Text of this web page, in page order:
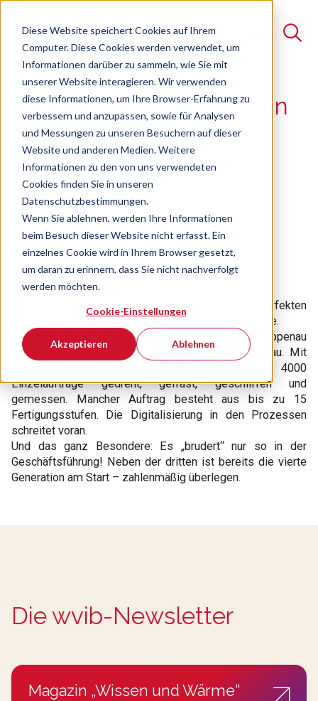
Diese Website speichert Cookies auf Ihrem
Computer. Diese Cookies werden verwendet, um
Informationen darüber zu sammeln, wie Sie mit
unserer Website interagieren. Wir verwenden
diese Informationen, um Ihre Browser-Erfahrung zu
verbessern und anzupassen, sowie für Analysen
und Messungen zu unseren Besuchern auf dieser
Website und anderen Medien. Weitere
Informationen zu den von uns verwendeten
Cookies finden Sie in unseren
Datenschutzbestimmungen.
Wenn Sie ablehnen, werden Ihre Informationen
beim Besuch dieser Website nicht erfasst. Ein
einzelnes Cookie wird in Ihrem Browser gesetzt,
um daran zu erinnern, dass Sie nicht nachverfolgt
werden möchten.
Cookie-Einstellungen
Akzeptieren Ablehnen
Suche
Es gibt keine Vorschläge, da das Suchfeld leer ist.
Bedingungslose Präzision
auf höchstem Niveau
31.10.2025
Bedingungslose Präzision auf höchstem Niveau
Rückblick | Chef-Erfa 23
| 08.10.2025 | Oppenau
Präzision ist das Ergebnis des perfekten
Zusammenspiels zwischen Mensch und Technologie.
Seit fast 100 Jahren steht die
aus Oppenau
für bedingungslose Präzision auf höchstem Niveau. Mit
hoher Wertschöpfungstiefe werden jährlich über 4000
Einzelaufträge gedreht, gefräst, geschliffen und
gemessen. Mancher Auftrag besteht aus bis zu 15
Fertigungsstufen. Die Digitalisierung in den Prozessen
schreitet voran.
Und das ganz Besondere: Es „brudert“ nur so in der
Geschäftsführung! Neben der dritten ist bereits die vierte
Generation am Start – zahlenmäßig überlegen.
Die wvib-Newsletter
Magazin „Wissen und Wärme“